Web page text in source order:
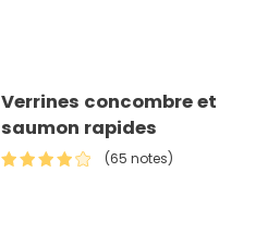
Verrines concombre et
saumon rapides
(65 notes)